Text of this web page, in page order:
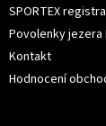
SPORTEX
Povolenky jezera
Kontakt
Hodnocení